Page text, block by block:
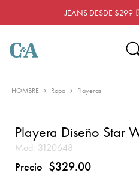
JEANS DESDE
HOMBRE Ropa Playeras
Playera Diseño Star
Mod: 3120648
Precio $329.00